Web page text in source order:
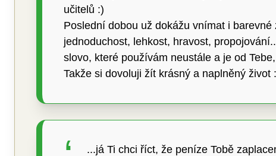
učitelů :)
Poslední dobou už dokážu vnímat i
jednoduchost, lehkost, hravost,
slovo, které používám neustále a je od
Takže si dovoluji žít krásný a naplněný život
...já Ti chci říct, že peníze Tobě